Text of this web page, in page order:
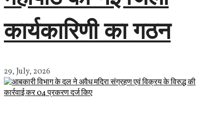
कार्यकारिणी का गठन
29, July, 2026